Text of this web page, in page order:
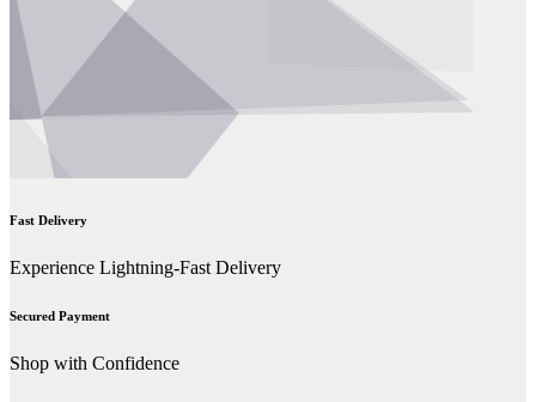
Fast Delivery
Experience Lightning-Fast Delivery
Secured Payment
Shop with Confidence